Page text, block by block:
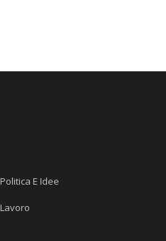
Politica E Idee
Lavoro